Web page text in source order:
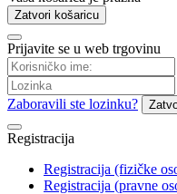
Zatvori košaricu
Prijavite se u web trgovinu
Zaboravili ste lozinku?
Registracija
Registracija (fizičke
Registracija (pravne